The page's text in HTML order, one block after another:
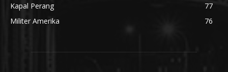
Kapal Perang
77
Militer Amerika
76